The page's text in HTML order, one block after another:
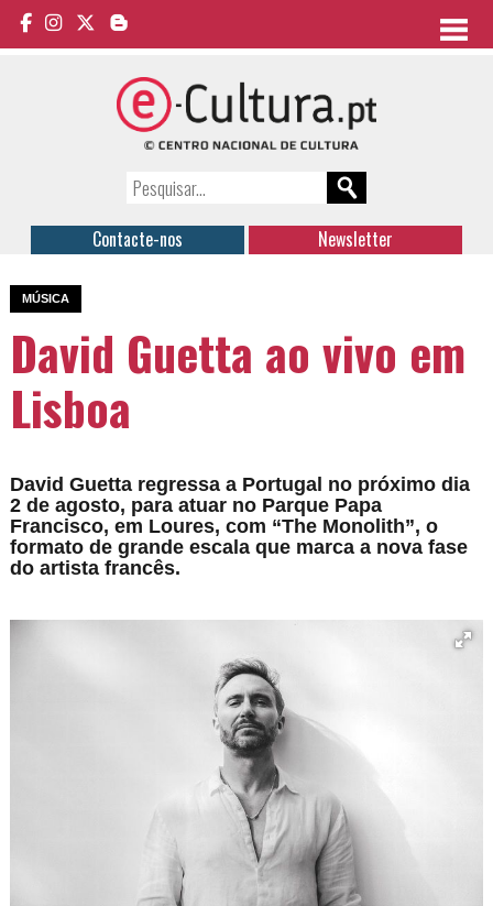
Contacte-nos Newsletter
MÚSICA
David Guetta ao vivo em
Lisboa
David Guetta regressa a Portugal no próximo dia
2 de agosto, para atuar no Parque Papa
Francisco, em Loures, com “The Monolith”, o
formato de grande escala que marca a nova fase
do artista francês.